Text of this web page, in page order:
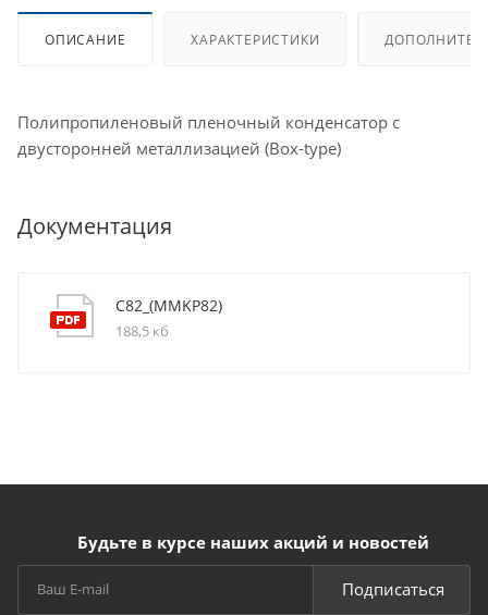
ОПИСАНИЕ ХАРАКТЕРИСТИКИ
Полипропиленовый пленочный конденсатор с
двусторонней металлизацией (Box-type)
Документация
C82_(MMKP82)
188,5 кб
Будьте в курсе наших акций и новостей
Подписаться